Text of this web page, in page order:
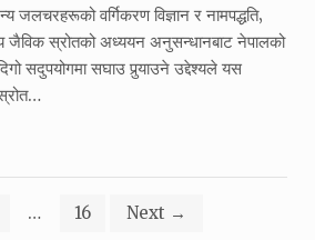
वर्गिकरण विज्ञान र नामपद्धति‚
जैविक स्रोतको अध्ययन अनुसन्धानबाट नेपालको
सदुपयोगमा सघाउ पुर्‍याउने उद्देश्यले यस
… 16 Next →